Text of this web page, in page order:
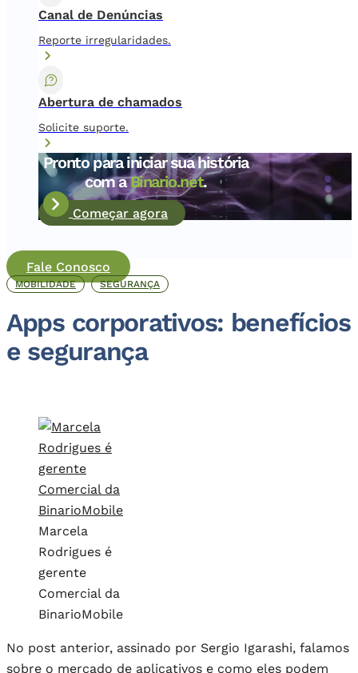
Canal de Denúncias
Reporte irregularidades.
Abertura de chamados
Solicite suporte.
Pronto para iniciar sua história
com aBinario.net.
Começar agora
Fale Conosco
MOBILIDADE SEGURANÇA
Apps corporativos: benefícios
e segurança
Marcela
Rodrigues é
gerente
Comercial da
BinarioMobile
No post anterior, assinado por Sergio Igarashi, falamos
sobre o mercado de aplicativos e como eles podem